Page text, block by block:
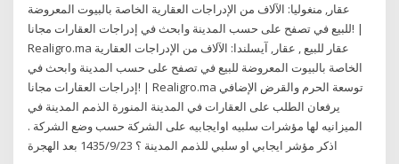
عقار, منغوليا: الآلاف من الإدراجات العقارية الخاصة بالبيوت المعروضة
للبيع في تصفح على حسب المدينة وابحث في إدراجات العقارات مجانا! |
Realigro.ma عقار للبيع , عقار, آيسلندا: الآلاف من الإدراجات العقارية
الخاصة بالبيوت المعروضة للبيع في تصفح على حسب المدينة وابحث في
إدراجات العقارات مجانا! | Realigro.ma توسعة الحرم والقرض الإضافي
يرفعان الطلب على العقارات في المدينة المنورة الذمم المدينة في
الميزانيه لها مؤشرات سلبيه اوايجابيه على الشركة حسب وضع الشركة .
اذكر مؤشر ايجابي او سلبي للذمم المدينة ؟ 23‏‏/9‏‏/1435 بعد الهجرة